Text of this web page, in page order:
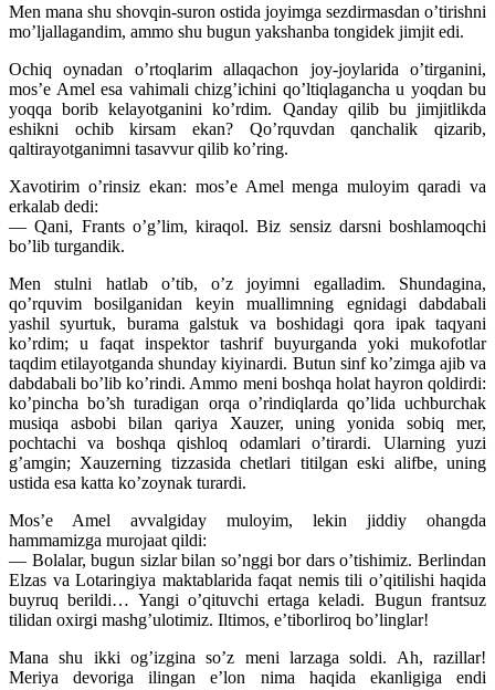
Men mana shu shovqin-suron ostida joyimga sezdirmasdan o’tirishni
mo’ljallagandim, ammo shu bugun yakshanba tongidek jimjit edi.
Ochiq oynadan o’rtoqlarim allaqachon joy-joylarida o’tirganini,
mos’e Amel esa vahimali chizg’ichini qo’ltiqlagancha u yoqdan bu
yoqqa borib kelayotganini ko’rdim. Qanday qilib bu jimjitlikda
eshikni ochib kirsam ekan? Qo’rquvdan qanchalik qizarib,
qaltirayotganimni tasavvur qilib ko’ring.
Xavotirim o’rinsiz ekan: mos’e Amel menga muloyim qaradi va
erkalab dedi:
— Qani, Frants o’g’lim, kiraqol. Biz sensiz darsni boshlamoqchi
bo’lib turgandik.
Men stulni hatlab o’tib, o’z joyimni egalladim. Shundagina,
qo’rquvim bosilganidan keyin muallimning egnidagi dabdabali
yashil syurtuk, burama galstuk va boshidagi qora ipak taqyani
ko’rdim; u faqat inspektor tashrif buyurganda yoki mukofotlar
taqdim etilayotganda shunday kiyinardi. Butun sinf ko’zimga ajib va
dabdabali bo’lib ko’rindi. Ammo meni boshqa holat hayron qoldirdi:
ko’pincha bo’sh turadigan orqa o’rindiqlarda qo’lida uchburchak
musiqa asbobi bilan qariya Xauzer, uning yonida sobiq mer,
pochtachi va boshqa qishloq odamlari o’tirardi. Ularning yuzi
g’amgin; Xauzerning tizzasida chetlari titilgan eski alifbe, uning
ustida esa katta ko’zoynak turardi.
Mos’e Amel avvalgiday muloyim, lekin jiddiy ohangda
hammamizga murojaat qildi:
— Bolalar, bugun sizlar bilan so’nggi bor dars o’tishimiz. Berlindan
Elzas va Lotaringiya maktablarida faqat nemis tili o’qitilishi haqida
buyruq berildi… Yangi o’qituvchi ertaga keladi. Bugun frantsuz
tilidan oxirgi mashg’ulotimiz. Iltimos, e’tiborliroq bo’linglar!
Mana shu ikki og’izgina so’z meni larzaga soldi. Ah, razillar!
Meriya devoriga ilingan e’lon nima haqida ekanligiga endi